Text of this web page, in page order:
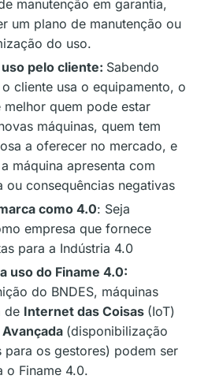
manutenção em garantia,
um plano de manutenção ou
do uso.
pelo cliente: Sabendo
cliente usa o equipamento, o
quem pode estar
máquinas, quem tem
a oferecer no mercado, e
máquina apresenta com
ou consequências negativas
como 4.0: Seja
empresa que fornece
para a Indústria 4.0
uso do Finame 4.0:
do BNDES, máquinas
de Internet das Coisas (IoT)
(disponibilização
para os gestores) podem ser
o Finame 4.0.